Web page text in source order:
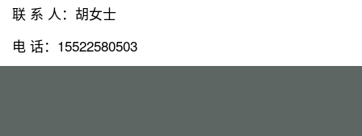
联 系 人：胡女士
电 话：15522580503